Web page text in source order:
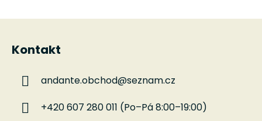
Z
Kontakt
andante.obchod@seznam.cz
+420 607 280 011 (Po–Pá 8:00–19:00)